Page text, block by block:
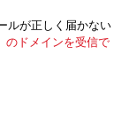
ルが正しく届かない
のドメインを受信で